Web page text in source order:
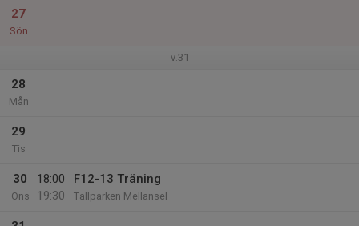
27
Sön
v.31
28
Mån
29
Tis
30
Ons
18:00
19:30
F12-13 Träning
Tallparken Mellansel